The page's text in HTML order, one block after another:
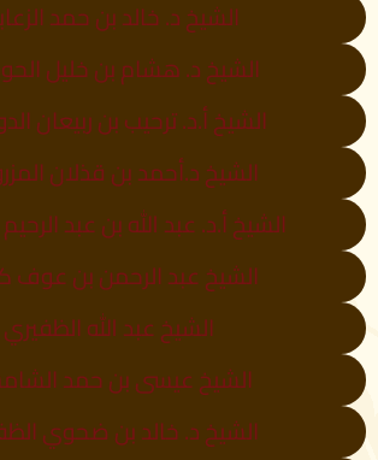
الشيخ د. خالد بن حمد
الشيخ د. هشام بن خليل
الشيخ أ.د. ترحيب بن ربيعان
الشيخ د.أحمد بن قذلان
الشيخ أ.د. عبد الله بن عبد
الشيخ عبد الرحمن بن عوف
الشيخ عبد الله الظفيري
الشيخ عيسى بن حمد
الشيخ د. خالد بن ضحوي